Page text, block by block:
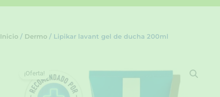
Inicio / Dermo / Lipikar lavant gel de ducha 200ml
¡Oferta!